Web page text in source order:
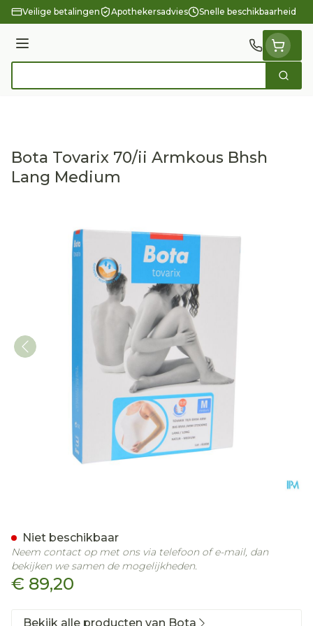
Ga naar de inhoud
Veilige betalingen Apothekersadvies Snelle beschikbaarheid
Menu
Zoek
Bota Tovarix 70/ii Armkous Bhsh
Lang Medium
€ 89,20
Niet beschikbaar
Neem contact op met ons via telefoon of e-mail, dan
bekijken we samen de mogelijkheden.
Bekijk alle producten van Bota